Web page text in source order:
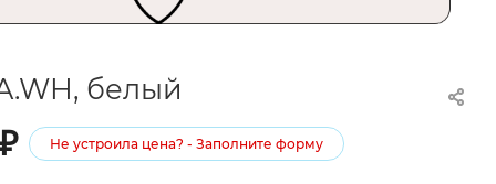
белый
₽ Не устроила цена? - Заполните форму